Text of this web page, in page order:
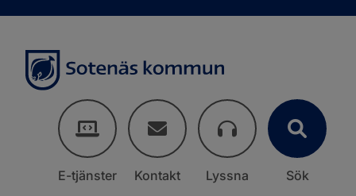
E-tjänster Kontakt Lyssna Sök